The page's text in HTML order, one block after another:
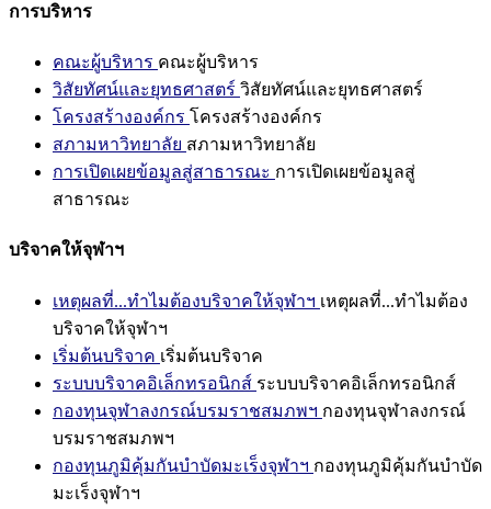
การบริหาร
คณะผู้บริหาร คณะผู้บริหาร
วิสัยทัศน์และยุทธศาสตร์ วิสัยทัศน์และยุทธศาสตร์
โครงสร้างองค์กร โครงสร้างองค์กร
สภามหาวิทยาลัย สภามหาวิทยาลัย
การเปิดเผยข้อมูลสู่สาธารณะ การเปิดเผยข้อมูลสู่
สาธารณะ
บริจาคให้จุฬาฯ
เหตุผลที่...ทำไมต้องบริจาคให้จุฬาฯ เหตุผลที่...ทำไมต้อง
บริจาคให้จุฬาฯ
เริ่มต้นบริจาค เริ่มต้นบริจาค
ระบบบริจาคอิเล็กทรอนิกส์ ระบบบริจาคอิเล็กทรอนิกส์
กองทุนจุฬาลงกรณ์บรมราชสมภพฯ กองทุนจุฬาลงกรณ์
บรมราชสมภพฯ
กองทุนภูมิคุ้มกันบำบัดมะเร็งจุฬาฯ กองทุนภูมิคุ้มกันบำบัด
มะเร็งจุฬาฯ